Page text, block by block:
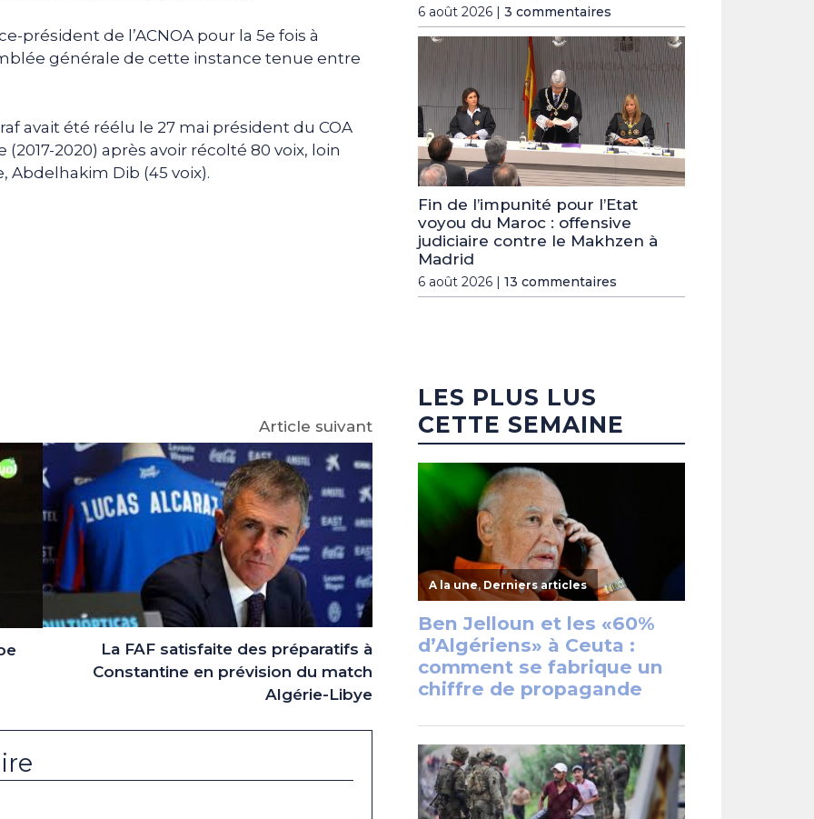
président de l’ACNOA pour la 5e fois à
générale de cette instance tenue entre
avait été réélu le 27 mai président du COA
2020) après avoir récolté 80 voix, loin
Dib (45 voix).
Article suivant
La FAF satisfaite des préparatifs à
Constantine en prévision du match
Algérie-Libye
6 août 2026 | 3 commentaires
Fin de l’impunité pour l’Etat
voyou du Maroc : offensive
judiciaire contre le Makhzen à
Madrid
6 août 2026 | 13 commentaires
LES PLUS LUS
CETTE SEMAINE